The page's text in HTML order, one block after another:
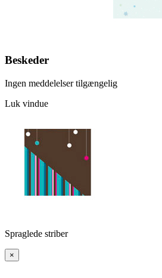
Beskeder
Ingen meddelelser tilgængelig
Luk vindue
Spraglede striber
×